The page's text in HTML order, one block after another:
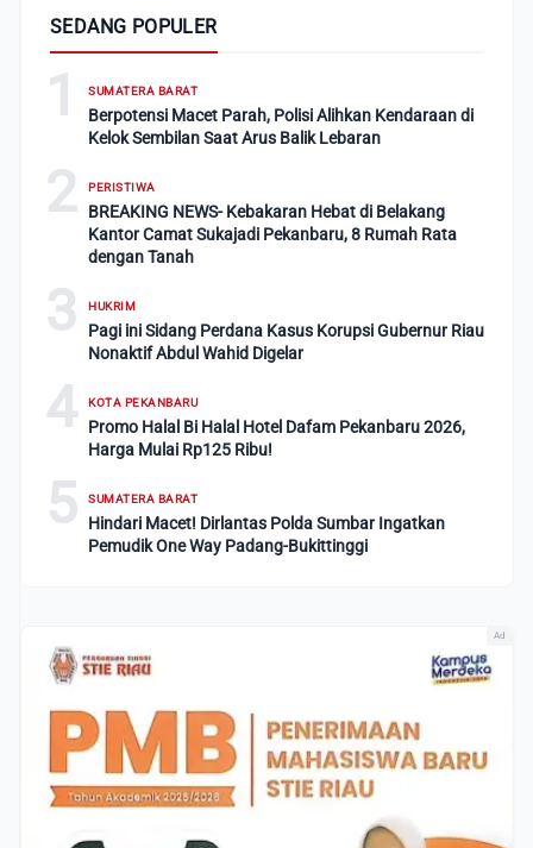
SEDANG POPULER
1 SUMATERA BARAT
Berpotensi Macet Parah, Polisi Alihkan Kendaraan di
Kelok Sembilan Saat Arus Balik Lebaran
2 PERISTIWA
BREAKING NEWS- Kebakaran Hebat di Belakang
Kantor Camat Sukajadi Pekanbaru, 8 Rumah Rata
dengan Tanah
3 HUKRIM
Pagi ini Sidang Perdana Kasus Korupsi Gubernur Riau
Nonaktif Abdul Wahid Digelar
4 KOTA PEKANBARU
Promo Halal Bi Halal Hotel Dafam Pekanbaru 2026,
Harga Mulai Rp125 Ribu!
5 SUMATERA BARAT
Hindari Macet! Dirlantas Polda Sumbar Ingatkan
Pemudik One Way Padang-Bukittinggi
Ad